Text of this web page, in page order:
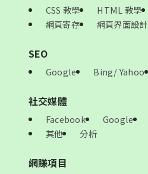
CSS 教學 HTML 教學
網頁寄存
網頁界面設計
SEO
Google Bing/ Yahoo
社交媒體
Facebook Google
其他
分析
網賺項目